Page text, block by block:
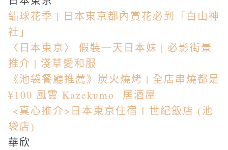
繡球花季 | 日本東京都內賞花必到「白山神
社」
〈日本東京〉 假裝一天日本妹 | 必影街景
推介 | 淺草愛和服
《池袋餐廳推薦》炭火燒烤 | 全店串燒都是
¥100 風雲 Kazekumo 居酒屋
<真心推介>日本東京住宿 l 世紀飯店 (池
袋店)
華欣